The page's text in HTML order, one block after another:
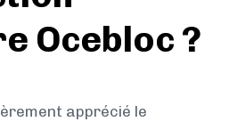
Ocebloc ?
apprécié le